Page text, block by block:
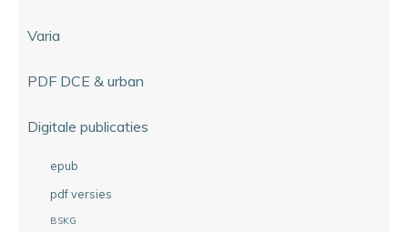
Varia
PDF DCE & urban
Digitale publicaties
epub
pdf versies
BSKG